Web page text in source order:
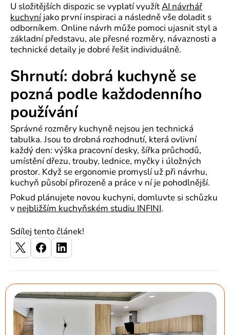
U složitějších dispozic se vyplatí využítAI návrhář
kuchyníjako první inspiraci a následně vše doladit s
odborníkem. Online návrh může pomoci ujasnit styl a
základní představu, ale přesné rozměry, návaznosti a
technické detaily je dobré řešit individuálně.
Shrnutí: dobrá kuchyně se
pozná podle každodenního
používání
Správné rozměry kuchyně nejsou jen technická
tabulka. Jsou to drobná rozhodnutí, která ovlivní
každý den: výška pracovní desky, šířka průchodů,
umístění dřezu, trouby, lednice, myčky i úložných
prostor. Když se ergonomie promyslí už při návrhu,
kuchyň působí přirozeně a práce v ní je pohodlnější.
Pokud plánujete novou kuchyni, domluvte si schůzku
v nejbližším kuchyňském studiu INFINI.
Sdílej tento článek!